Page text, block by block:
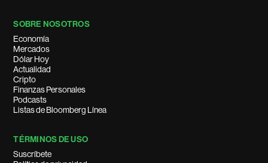
SOBRE NOSOTROS
Economía
Mercados
Dólar Hoy
Actualidad
Cripto
Finanzas Personales
Podcasts
Listas de Bloomberg Línea
TÉRMINOS DE USO
Suscríbete